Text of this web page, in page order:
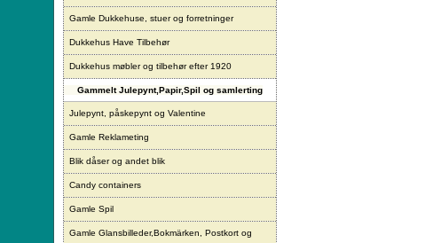
Gamle Dukkehuse, stuer og forretninger
Dukkehus Have Tilbehør
Dukkehus møbler og tilbehør efter 1920
Gammelt Julepynt,Papir,Spil og samlerting
Julepynt, påskepynt og Valentine
Gamle Reklameting
Blik dåser og andet blik
Candy containers
Gamle Spil
Gamle Glansbilleder,Bokmärken, Postkort og